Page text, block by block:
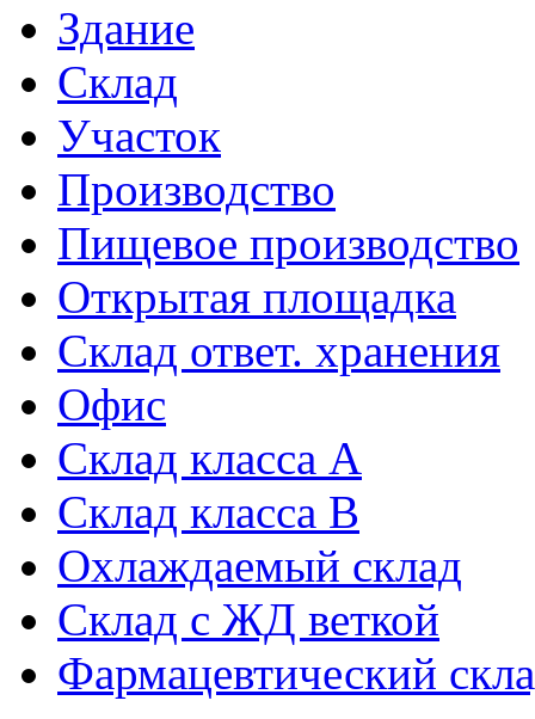
Здание
Склад
Участок
Производство
Пищевое производство
Открытая площадка
Склад ответ. хранения
Офис
Склад класса A
Склад класса B
Охлаждаемый склад
Склад с ЖД веткой
Фармацевтический